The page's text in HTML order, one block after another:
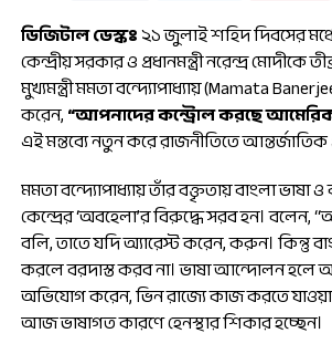
ডিজিটাল ডেস্কঃ২১ জুলাই শহিদ দিবসের
কেন্দ্রীয় সরকার ও প্রধানমন্ত্রী নরেন্দ্র
মুখ্যমন্ত্রী মমতা বন্দ্যোপাধ্যায় (Mamata
করেন,“আপনাদের কন্ট্রোল করছে
এই মন্তব্যে নতুন করে রাজনীতিতে আন্তর্জাতিক
মমতা বন্দ্যোপাধ্যায় তাঁর বক্তৃতায় বাংলা ভাষা ও
কেন্দ্রের ‘অবহেলা’র বিরুদ্ধে সরব হন। বলেন,
বলি, তাতে যদি অ্যারেস্ট করেন, করুন। কিন্তু
করলে বরদাস্ত করব না। ভাষা আন্দোলন হলে
অভিযোগ করেন, ভিন রাজ্যে কাজ করতে যাওয়া
আজ ভাষাগত কারণে হেনস্থার শিকার হচ্ছেন।